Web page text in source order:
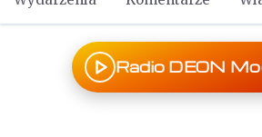
Radio DEON